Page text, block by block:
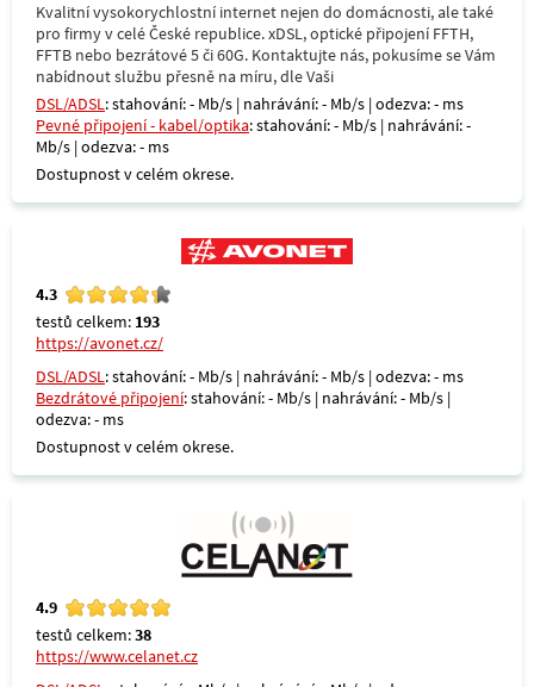
Kvalitní vysokorychlostní internet nejen do domácnosti, ale také
pro firmy v celé České republice. xDSL, optické připojení FFTH,
FFTB nebo bezrátové 5 či 60G. Kontaktujte nás, pokusíme se Vám
nabídnout službu přesně na míru, dle Vaši
DSL/ADSL: stahování: - Mb/s | nahrávání: - Mb/s | odezva: - ms
Pevné připojení - kabel/optika: stahování: - Mb/s | nahrávání: -
Mb/s | odezva: - ms
Dostupnost v celém okrese.
4.3
testů celkem: 193
https://avonet.cz/
DSL/ADSL: stahování: - Mb/s | nahrávání: - Mb/s | odezva: - ms
Bezdrátové připojení: stahování: - Mb/s | nahrávání: - Mb/s |
odezva: - ms
Dostupnost v celém okrese.
4.9
testů celkem:38
https://www.celanet.cz